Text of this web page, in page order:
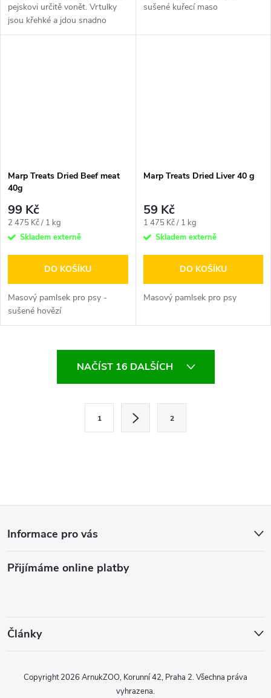
pejskovi určitě vonět. Vrtulky
jsou křehké a jdou snadno
nalámat
sušené kuřecí maso
Marp Treats Dried Beef meat
40g
99 Kč
Měrná
cena:
2 475 Kč / 1 kg
Skladem externě
DO KOŠÍKU
Masový pamlsek pro psy -
sušené hovězí
Marp Treats Dried Liver 40 g
59 Kč
Měrná
cena:
1 475 Kč / 1 kg
Skladem externě
DO KOŠÍKU
Masový pamlsek pro psy
c
í
r
k
NAČÍST 16 DALŠÍCH
v
n
1 2
p
Informace pro vás
Přijímáme online platby
Články
Copyright 2026 ArnukZOO, Korunní 42, Praha 2. Všechna práva
vyhrazena.